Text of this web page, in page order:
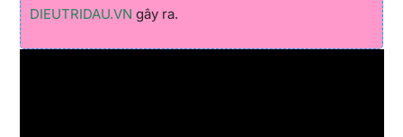
DIEUTRIDAU.VN gây ra.